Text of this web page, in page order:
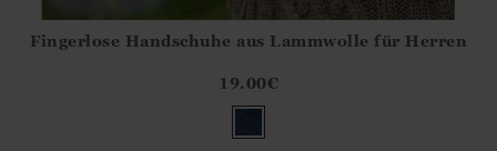
?? ""
Nein
Fingerlose Handschuhe aus Lammwolle für Herren
19.00€